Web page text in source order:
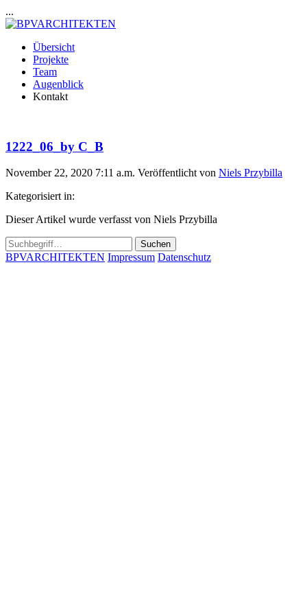
...
Übersicht
Projekte
Team
Augenblick
Kontakt
1222_06_by C_B
November 22, 2020 7:11 a.m. Veröffentlicht von Niels Przybilla
Kategorisiert in:
Dieser Artikel wurde verfasst von Niels Przybilla
Suchen
BPVARCHITEKTEN Impressum Datenschutz